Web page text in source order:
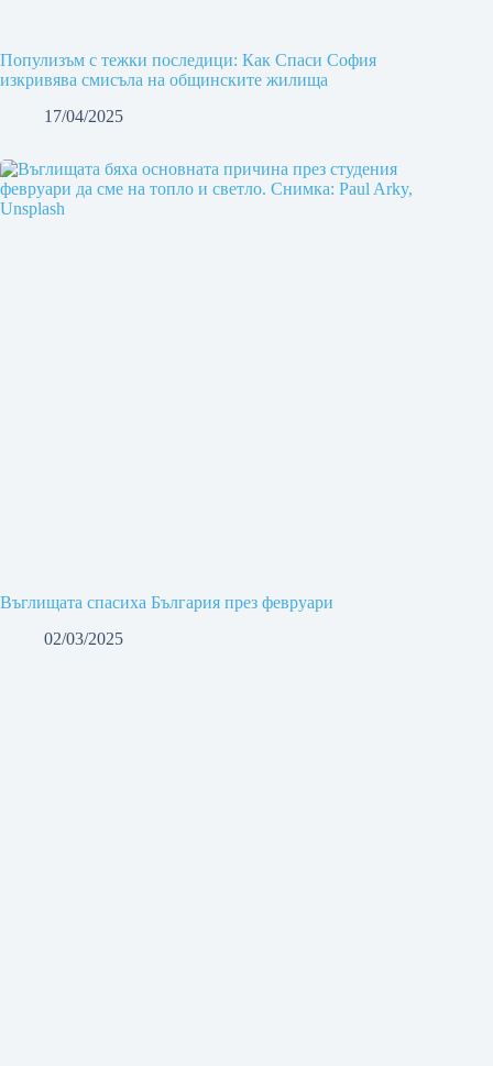
Популизъм с тежки последици: Как Спаси София
изкривява смисъла на общинските жилища
17/04/2025
Въглищата спасиха България през февруари
02/03/2025